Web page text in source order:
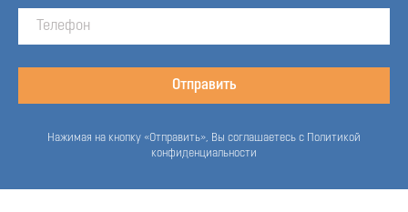
Отправить
Нажимая на кнопку «Отправить», Вы соглашаетесь с Политикой
конфиденциальности